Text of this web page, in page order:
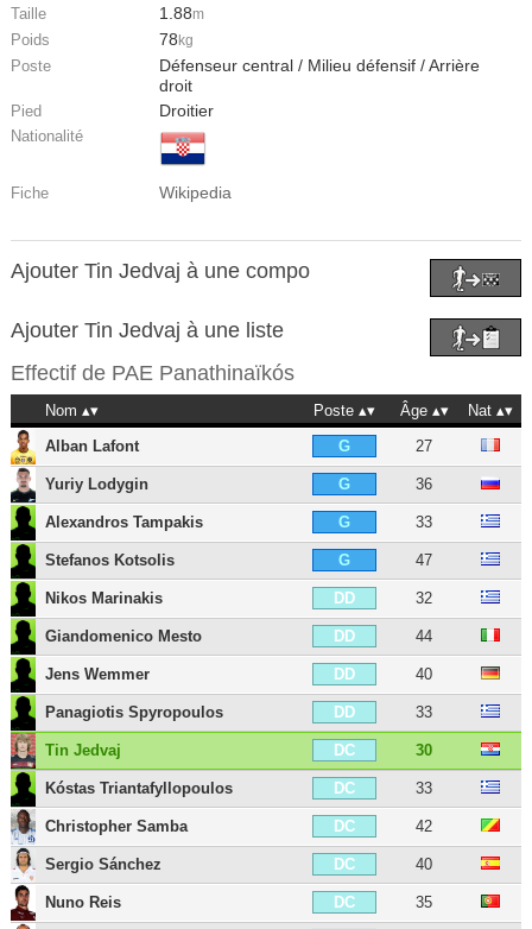
Taille 1.88m
Poids 78 kg
Poste
Défenseur central / Milieu défensif / Arrière
droit
Pied Droitier
Nationalité
Fiche Wikipedia
Ajouter Tin Jedvaj à une compo
Ajouter Tin Jedvaj à une liste
Effectif de PAE Panathinaïkós
Nom Poste Âge
Nat
Alban Lafont
G 27
Yuriy Lodygin G 36
Alexandros Tampakis G 33
Stefanos Kotsolis G 47
Nikos Marinakis DD 32
Giandomenico Mesto DD 44
Jens Wemmer DD 40
Panagiotis Spyropoulos DD 33
Tin Jedvaj DC 30
Kóstas Triantafyllopoulos DC 33
Christopher Samba DC 42
Sergio Sánchez DC 40
Nuno Reis DC 35